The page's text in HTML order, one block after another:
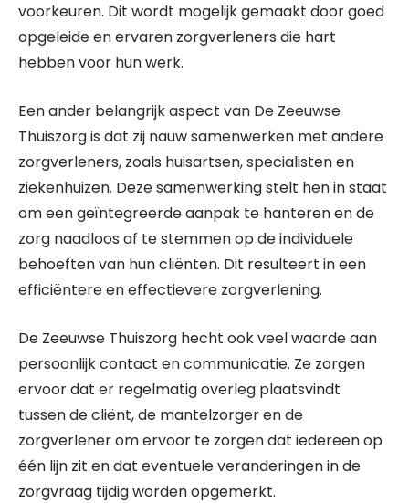
voorkeuren. Dit wordt mogelijk gemaakt door goed
opgeleide en ervaren zorgverleners die hart
hebben voor hun werk.
Een ander belangrijk aspect van De Zeeuwse
Thuiszorg is dat zij nauw samenwerken met andere
zorgverleners, zoals huisartsen, specialisten en
ziekenhuizen. Deze samenwerking stelt hen in staat
om een geïntegreerde aanpak te hanteren en de
zorg naadloos af te stemmen op de individuele
behoeften van hun cliënten. Dit resulteert in een
efficiëntere en effectievere zorgverlening.
De Zeeuwse Thuiszorg hecht ook veel waarde aan
persoonlijk contact en communicatie. Ze zorgen
ervoor dat er regelmatig overleg plaatsvindt
tussen de cliënt, de mantelzorger en de
zorgverlener om ervoor te zorgen dat iedereen op
één lijn zit en dat eventuele veranderingen in de
zorgvraag tijdig worden opgemerkt.